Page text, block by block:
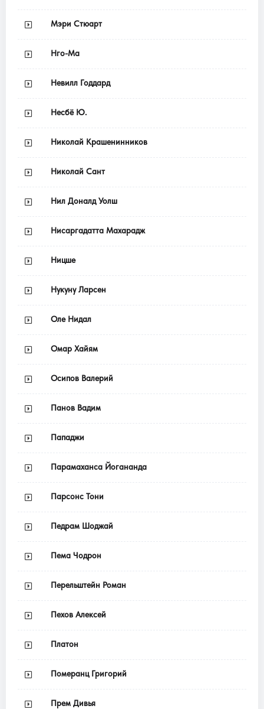
Мэри Стюарт
Нго-Ма
Невилл Годдард
Несбё Ю.
Николай Крашенинников
Николай Сант
Нил Доналд Уолш
Нисаргадатта Махарадж
Ницше
Нукуну Ларсен
Оле Нидал
Омар Хайям
Осипов Валерий
Панов Вадим
Пападжи
Парамаханса Йогананда
Парсонс Тони
Педрам Шоджай
Пема Чодрон
Перельштейн Роман
Пехов Алексей
Платон
Померанц Григорий
Прем Дивья